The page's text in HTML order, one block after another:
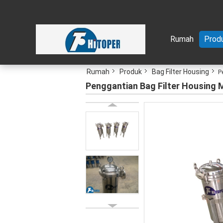
Rumah
Rumah Produk Bag Filter Housing
Penggantian Bag Filter Housing